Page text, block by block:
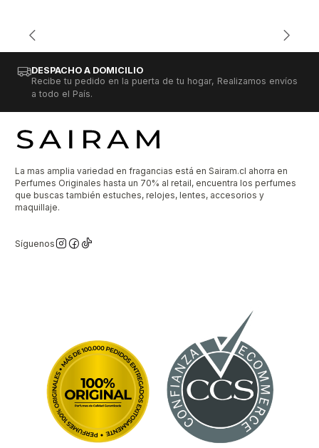
DESPACHO A DOMICILIO
Recibe tu pedido en la puerta de tu hogar, Realizamos envíos
a todo el País.
La mas amplia variedad en fragancias está en Sairam.cl ahorra en
Perfumes Originales hasta un 70% al retail, encuentra los perfumes
que buscas también estuches, relojes, lentes, accesorios y
maquillaje.
Síguenos